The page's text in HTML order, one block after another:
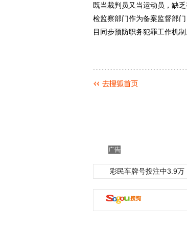
既当裁判员又当运动员，缺
检监察部门作为备案监督部
目同步预防职务犯罪工作机制
广告
彩民车牌号投注中3.9万